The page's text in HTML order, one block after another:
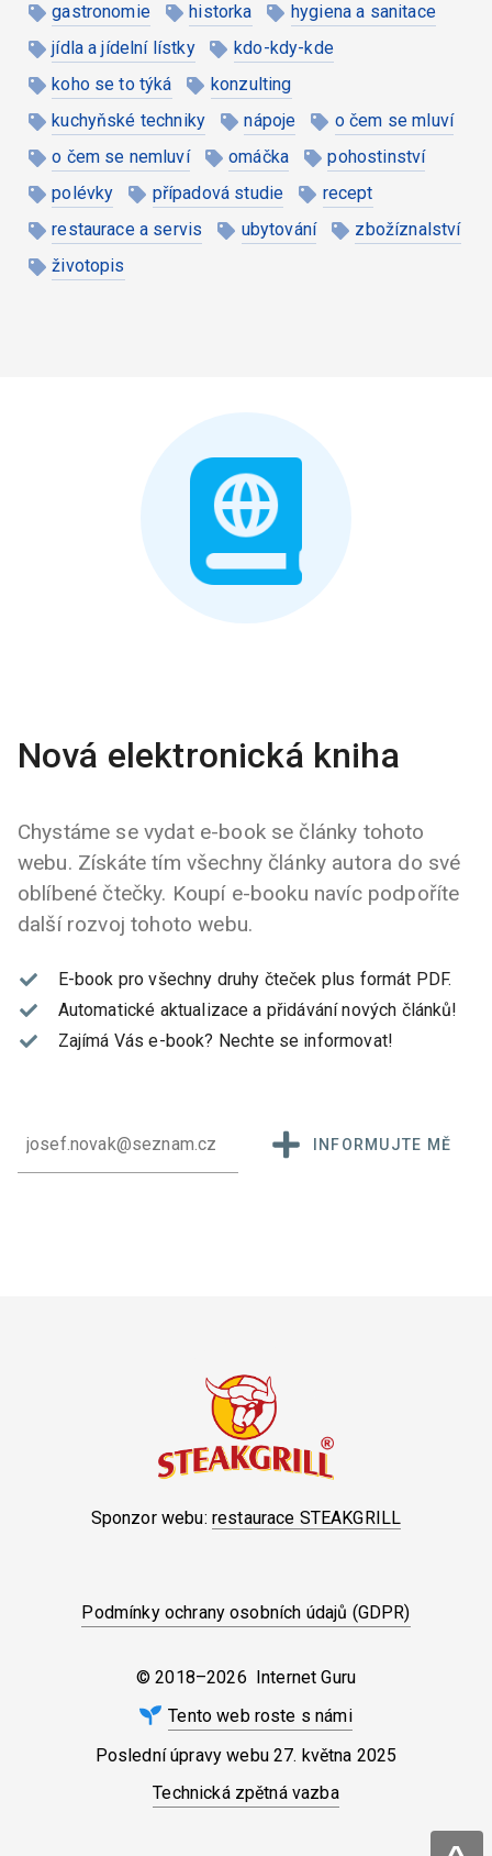
gastronomie
historka
hygiena a sanitace
jídla a jídelní lístky
kdo-kdy-kde
koho se to týká
konzulting
kuchyňské techniky
nápoje
o čem se mluví
o čem se nemluví
omáčka
pohostinství
polévky
případová studie
recept
restaurace a servis
ubytování
zbožíznalství
životopis
Nová elektronická kniha
Chystáme se vydat e-book se články tohoto
webu. Získáte tím všechny články autora do své
oblíbené čtečky. Koupí e-booku navíc podpoříte
další rozvoj tohoto webu.
E-book pro všechny druhy čteček plus formát PDF.
Automatické aktualizace a přidávání nových článků!
Zajímá Vás e-book? Nechte se informovat!
INFORMUJTE MĚ
Sponzor webu: restaurace STEAKGRILL
Podmínky ochrany osobních údajů (GDPR)
© 2018–2026 Internet Guru
Tento web roste s námi
Poslední úpravy webu 27. května 2025
Technická zpětná vazba